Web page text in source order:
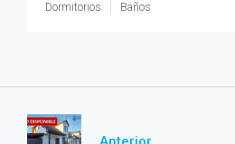
Dormitorios Baños